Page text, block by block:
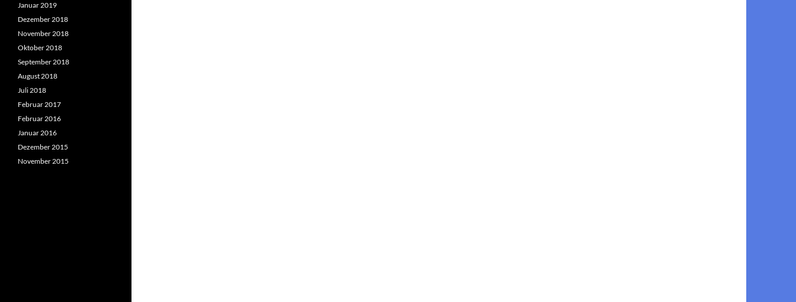
Januar 2019
Dezember 2018
November 2018
Oktober 2018
September 2018
August 2018
Juli 2018
Februar 2017
Februar 2016
Januar 2016
Dezember 2015
November 2015